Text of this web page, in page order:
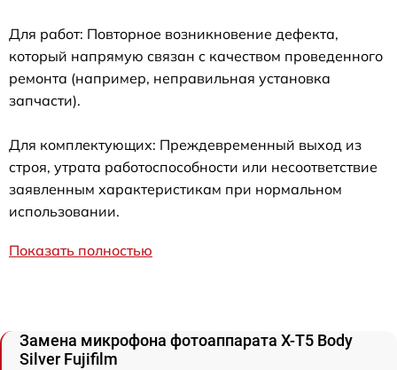
Для работ: Повторное возникновение дефекта,
который напрямую связан с качеством проведенного
ремонта (например, неправильная установка
запчасти).
Для комплектующих: Преждевременный выход из
строя, утрата работоспособности или несоответствие
заявленным характеристикам при нормальном
использовании.
Показать полностью
Замена микрофона фотоаппарата X-T5 Body
Silver Fujifilm